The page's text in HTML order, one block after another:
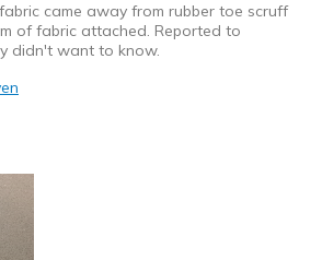
came away from rubber toe scruff
of fabric attached. Reported to
didn't want to know.